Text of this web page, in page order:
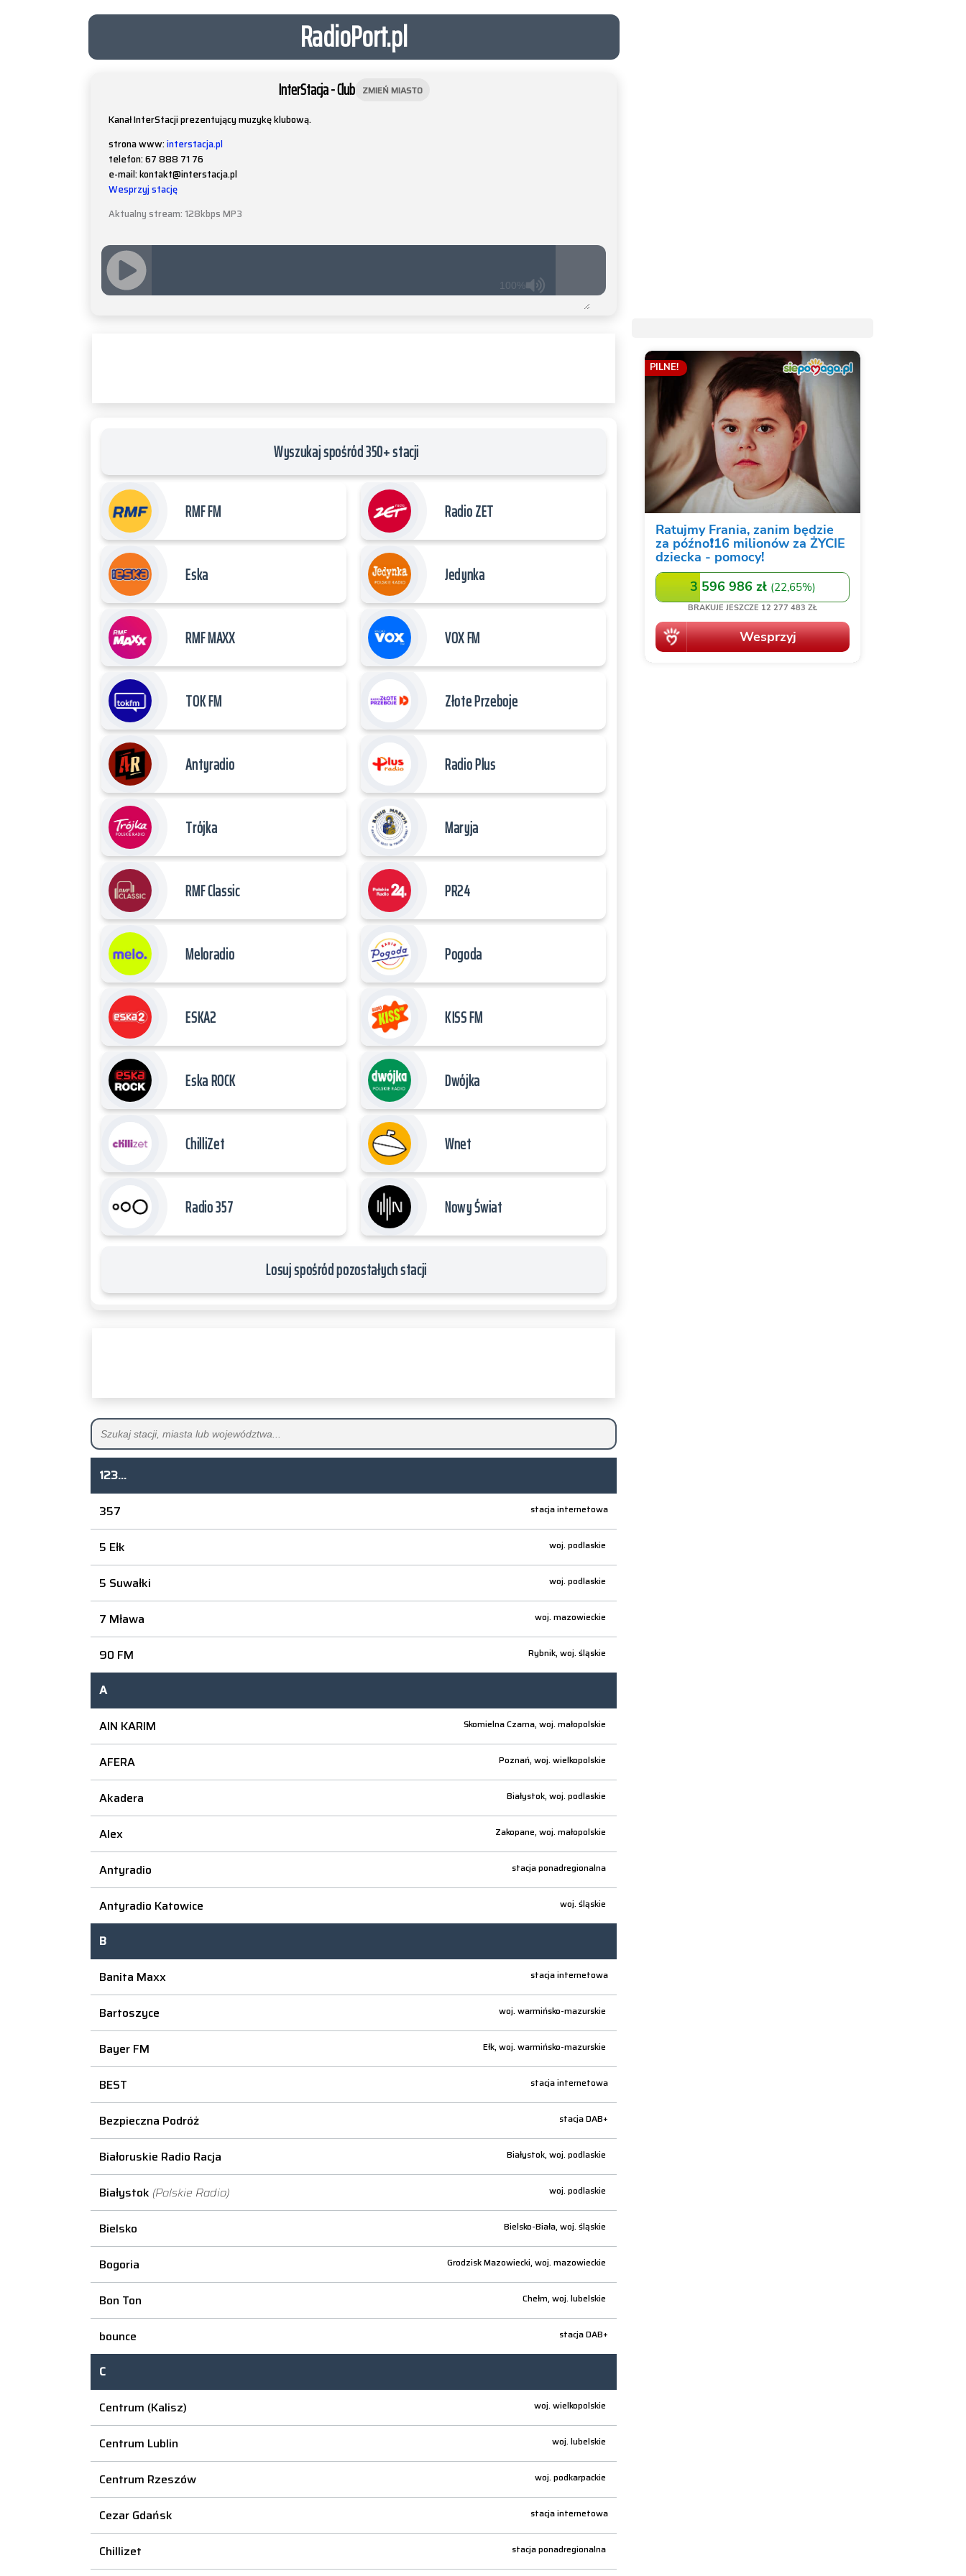
RadioPort.pl
InterStacja - Club ZMIEŃ MIASTO
Kanał InterStacji prezentujący muzykę klubową.
strona www:interstacja.pl
telefon: 67 888 71 76
e-mail: kontakt@interstacja.pl
Wesprzyj stację
Aktualny stream: 128kbps MP3
100%
Webdesign
Dexheim
and
FULL
SERVICE
ONLINE
AGENTUR
MAINZ
Wyszukaj spośród 350+ stacji
RMF FM Radio ZET
Eska Jedynka
RMF MAXX VOX FM
TOK FM Złote Przeboje
Antyradio Radio Plus
Trójka Maryja
RMF Classic PR24
Meloradio Pogoda
ESKA2 KISS FM
Eska ROCK Dwójka
ChilliZet Wnet
Radio 357 Nowy Świat
Losuj spośród pozostałych stacji
123...
357
stacja internetowa
5 Ełk woj. podlaskie
5 Suwałki woj. podlaskie
7 Mława woj. mazowieckie
90 FM Rybnik, woj. śląskie
A
AIN KARIM
Skomielna Czarna, woj. małopolskie
AFERA Poznań, woj. wielkopolskie
Akadera Białystok, woj. podlaskie
Alex Zakopane, woj. małopolskie
Antyradio stacja ponadregionalna
Antyradio Katowice woj. śląskie
B
Banita Maxx
stacja internetowa
Bartoszyce woj. warmińsko-mazurskie
Bayer FM Ełk, woj. warmińsko-mazurskie
BEST stacja internetowa
Bezpieczna Podróż stacja DAB+
Białoruskie Radio Racja Białystok, woj. podlaskie
Białystok (Polskie Radio) woj. podlaskie
Bielsko Bielsko-Biała, woj. śląskie
Bogoria Grodzisk Mazowiecki, woj. mazowieckie
Bon Ton Chełm, woj. lubelskie
bounce stacja DAB+
C
Centrum (Kalisz)
woj. wielkopolskie
Centrum Lublin woj. lubelskie
Centrum Rzeszów woj. podkarpackie
Cezar Gdańsk stacja internetowa
Chillizet stacja ponadregionalna